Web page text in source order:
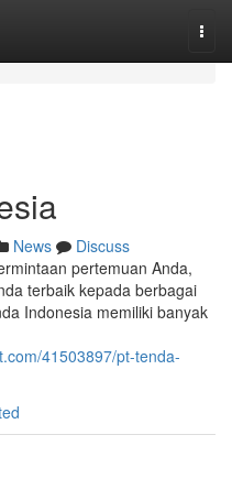
News
Discuss
pertemuan Anda,
terbaik kepada berbagai
Indonesia memiliki banyak
41503897/pt-tenda-